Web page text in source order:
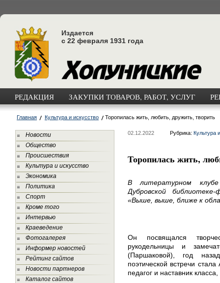
Издается
с 22 февраля 1931 года
РЕДАКЦИЯ ЗАКУПКИ ТОВАРОВ, РАБОТ, УСЛУГ
Главная Культура и искусство Торопилась жить, любить, дружить, творить
Новости
Общество
Происшествия
Культура и искусство
Экономика
Политика
Спорт
Кроме того
Интервью
Краеведение
Фотогалерея
Информер новостей
Рейтинг сайтов
Новости партнеров
Каталог сайтов
02.12.2022 Рубрика: Культура
Торопилась жить,
В литературном
Дубровской
«Выше, выше, ближе к
Он посвящался
рукодельницы и
(Паршаковой), год
поэтической встречи
педагог и наставник